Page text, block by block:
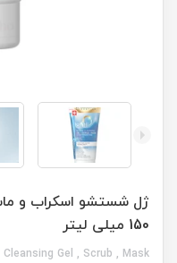
150 میلی لیتر
Gel , Scrub , Mask